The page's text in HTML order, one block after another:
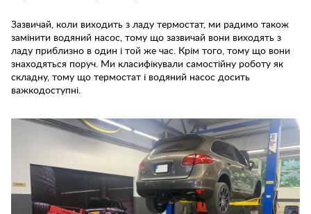
Зазвичай, коли виходить з ладу термостат, ми радимо також
замінити водяний насос, тому що зазвичай вони виходять з
ладу приблизно в один і той же час. Крім того, тому що вони
знаходяться поруч. Ми класифікували самостійну роботу як
складну, тому що термостат і водяний насос досить
важкодоступні.